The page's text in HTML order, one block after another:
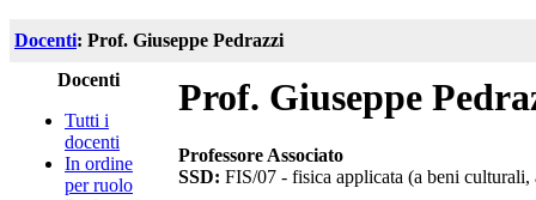
Docenti: Prof. Giuseppe Pedrazzi
Docenti
Tutti i
docenti
In ordine
per ruolo
Prof. Giuseppe
Professore Associato
SSD: FIS/07 - fisica applicata (a beni